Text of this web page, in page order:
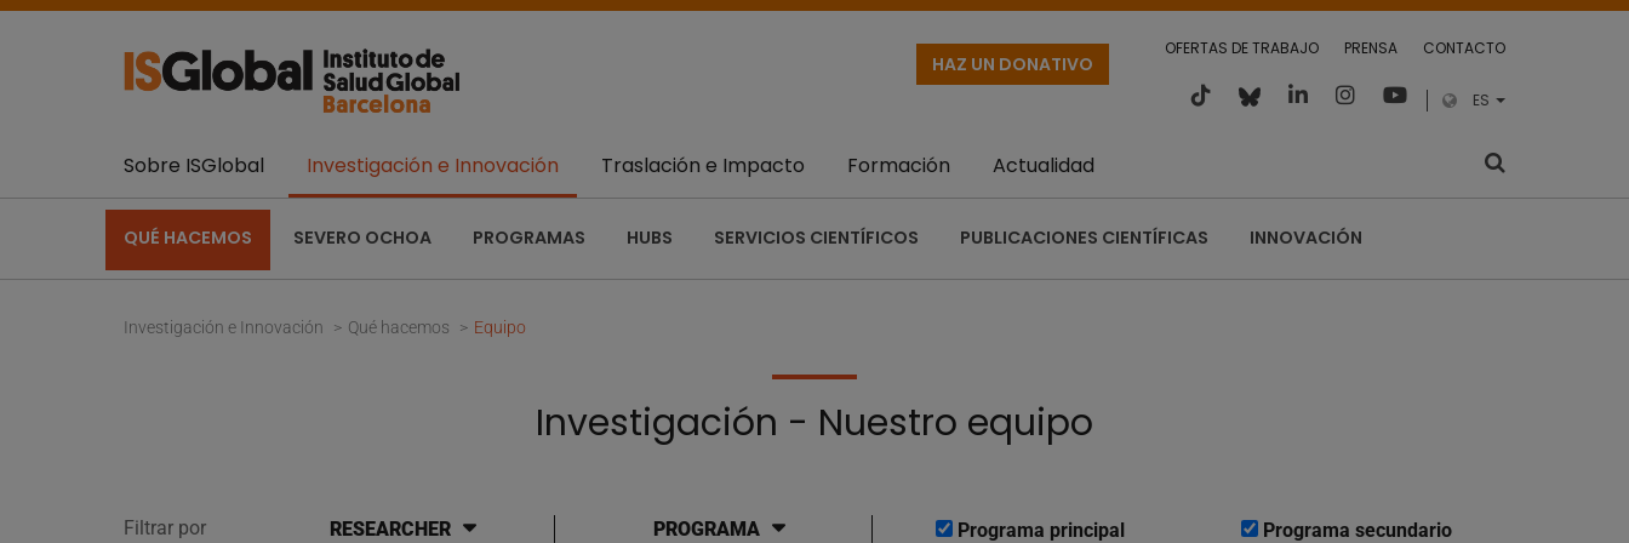
OFERTAS DE TRABAJO PRENSA CONTACTO
ES
HAZ UN DONATIVO
Sobre ISGlobal Investigación e Innovación
QUÉ HACEMOS SEVERO OCHOA PROGRAMAS HUBS SERVICIOS CIENTÍFICOS PUBLICACIONES CIENTÍFICAS INNOVACIÓN
Traslación e Impacto Formación Actualidad
Investigación e Innovación Qué hacemos Equipo
Investigación - Nuestro equipo
Filtrar por RESEARCHER PROGRAMA Programa principal Programa secundario